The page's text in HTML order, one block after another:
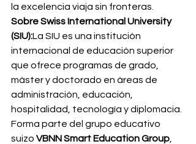
la excelencia viaja sin fronteras.
Sobre Swiss International University
(SIU):La SIU es una institución
internacional de educación superior
que ofrece programas de grado,
máster y doctorado en áreas de
administración, educación,
hospitalidad, tecnología y diplomacia.
Forma parte del grupo educativo
suizo VBNN Smart Education Group